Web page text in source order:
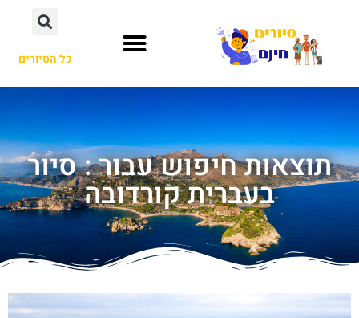
כל הסיורים
תוצאות חיפוש עבור : סיור
בעברית קורדובה